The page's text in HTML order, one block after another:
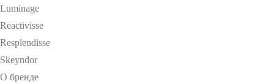
Luminage
Reactivisse
Resplendisse
Skeyndor
О бренде